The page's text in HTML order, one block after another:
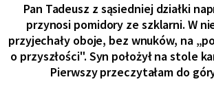
Pan Tadeusz z sąsiedniej działki
przynosi pomidory ze szklarni. W
przyjechały oboje, bez wnuków, na
o przyszłości". Syn położył na stole
Pierwszy przeczytałam do